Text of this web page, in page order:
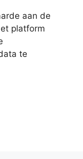
aan de
platform
te